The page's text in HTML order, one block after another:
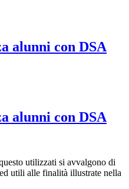
alunni con DSA
alunni con DSA
utilizzati si avvalgono di
utili alle finalità illustrate nella